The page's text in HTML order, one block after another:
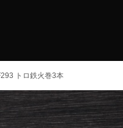
トロ鉄火巻3本